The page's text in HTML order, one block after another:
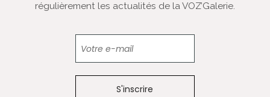
régulièrement les actualités de la VOZ’Galerie.